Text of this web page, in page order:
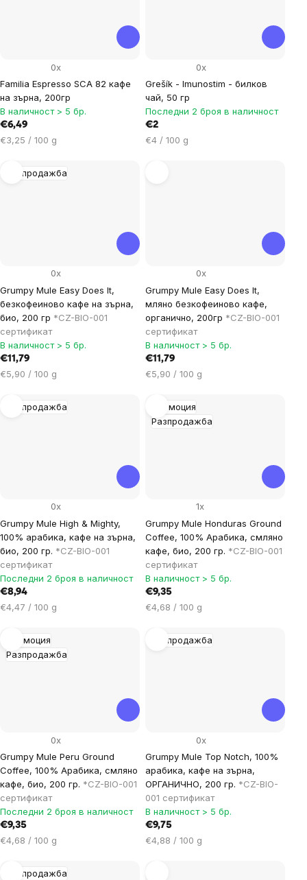
Familia Espresso SCA 82 кафе
на зърна, 200гр
0x
В наличност > 5 бр.
€6,49
Цена
мярка:
€3,25 / 100 g
Grešík - Imunostim - билков
чай, 50 гр
0x
Последни 2 броя в наличност
€2
Цена
€4 / 100 g
Разпродажба
Grumpy Mule Easy Does It,
безкофеиново кафе на зърна,
био, 200 гр *CZ-BIO-001
сертификат
0x
В наличност > 5 бр.
€11,79
Цена
мярка:
€5,90 / 100 g
Grumpy Mule Easy Does It,
мляно безкофеиново кафе,
органично, 200гр *CZ-BIO-001
сертификат
0x
В наличност > 5 бр.
€11,79
Цена
мярка:
€5,90 / 100 g
Разпродажба
Grumpy Mule High & Mighty,
100% арабика, кафе на зърна,
био, 200 гр. *CZ-BIO-001
сертификат
0x
Последни 2 броя в наличност
€8,94
Цена
мярка:
€4,47 / 100 g
Промоция
Разпродажба
Grumpy Mule Honduras Ground
Coffee, 100% Арабика, смляно
кафе, био, 200 гр. *CZ-BIO-001
сертификат
1x
В наличност > 5 бр.
€9,35
Цена
мярка:
€4,68 / 100 g
Промоция
Разпродажба
Grumpy Mule Peru Ground
Coffee, 100% Арабика, смляно
кафе, био, 200 гр. *CZ-BIO-001
сертификат
0x
Последни 2 броя в наличност
€9,35
Цена
мярка:
€4,68 / 100 g
Разпродажба
Grumpy Mule Top Notch, 100%
арабика, кафе на зърна,
ОРГАНИЧНО, 200 гр. *CZ-BIO-
001 сертификат
0x
В наличност > 5 бр.
€9,75
Цена
€4,88 / 100 g
Разпродажба